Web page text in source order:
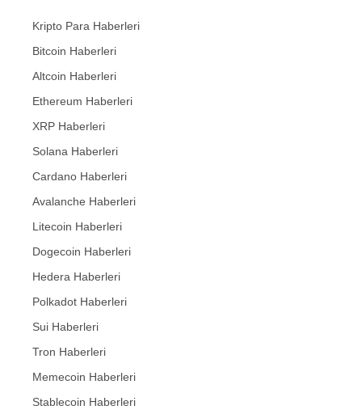
Kripto Para Haberleri
Bitcoin Haberleri
Altcoin Haberleri
Ethereum Haberleri
XRP Haberleri
Solana Haberleri
Cardano Haberleri
Avalanche Haberleri
Litecoin Haberleri
Dogecoin Haberleri
Hedera Haberleri
Polkadot Haberleri
Sui Haberleri
Tron Haberleri
Memecoin Haberleri
Stablecoin Haberleri